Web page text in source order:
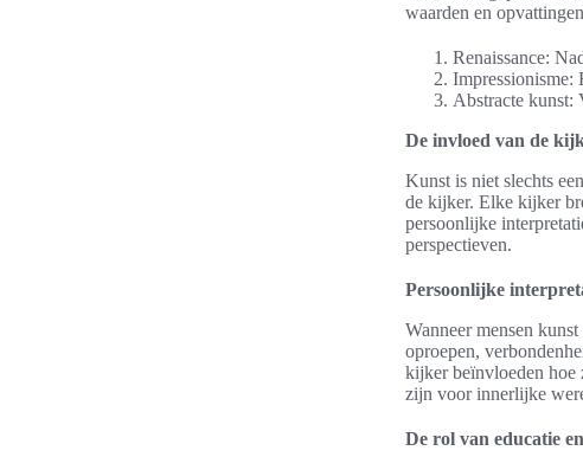
waarden en
Renaissance:
Impressionisme:
Abstracte kunst:
De invloed van de
Kunst is niet slechts
de kijker. Elke kijker
persoonlijke
perspectieven.
Persoonlijke
Wanneer mensen
oproepen,
kijker beïnvloeden hoe
zijn voor innerlijke
De rol van educatie